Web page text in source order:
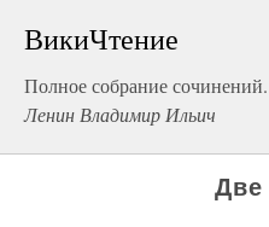
ВикиЧтение
Полное собрание
Ленин Владимир Ильич
Две